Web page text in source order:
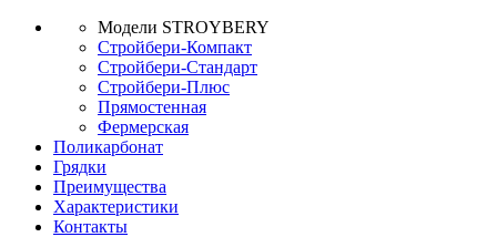
Модели STROYBERY
Стройбери-Компакт
Стройбери-Стандарт
Стройбери-Плюс
Прямостенная
Фермерская
Поликарбонат
Грядки
Преимущества
Характеристики
Контакты